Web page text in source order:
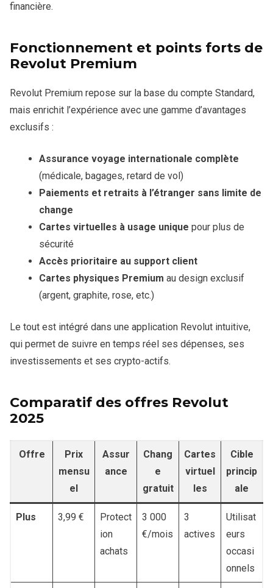
financière.
Fonctionnement et points forts de
Revolut Premium
Revolut Premium repose sur la base du compte Standard,
mais enrichit l’expérience avec une gamme d’avantages
exclusifs :
Assurance voyage internationale complète
(médicale, bagages, retard de vol)
Paiements et retraits à l’étranger sans limite de
change
Cartes virtuelles à usage unique pour plus de
sécurité
Accès prioritaire au support client
Cartes physiques Premium au design exclusif
(argent, graphite, rose, etc.)
Le tout est intégré dans une application Revolut intuitive,
qui permet de suivre en temps réel ses dépenses, ses
investissements et ses crypto-actifs.
Comparatif des offres Revolut
2025
Offre
Prix
mensu
el
Assur
ance
Chang
e
gratuit
Cartes
virtuel
les
Cible
princip
ale
Plus 3,99 €
Protect
ion
achats
3 000
€/mois
3
actives
Utilisat
eurs
occasi
onnels